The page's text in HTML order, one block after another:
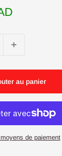
au panier
de paiement